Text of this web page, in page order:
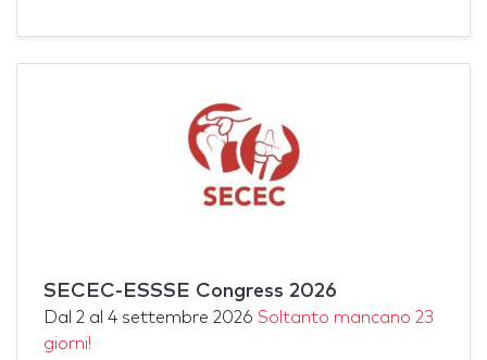
SECEC-ESSSE Congress 2026
Dal 2 al 4 settembre 2026 Soltanto mancano 23
giorni!